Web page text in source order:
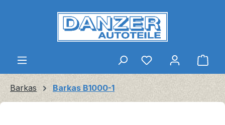
Zum Hauptinhalt springen
Barkas Barkas B1000-1